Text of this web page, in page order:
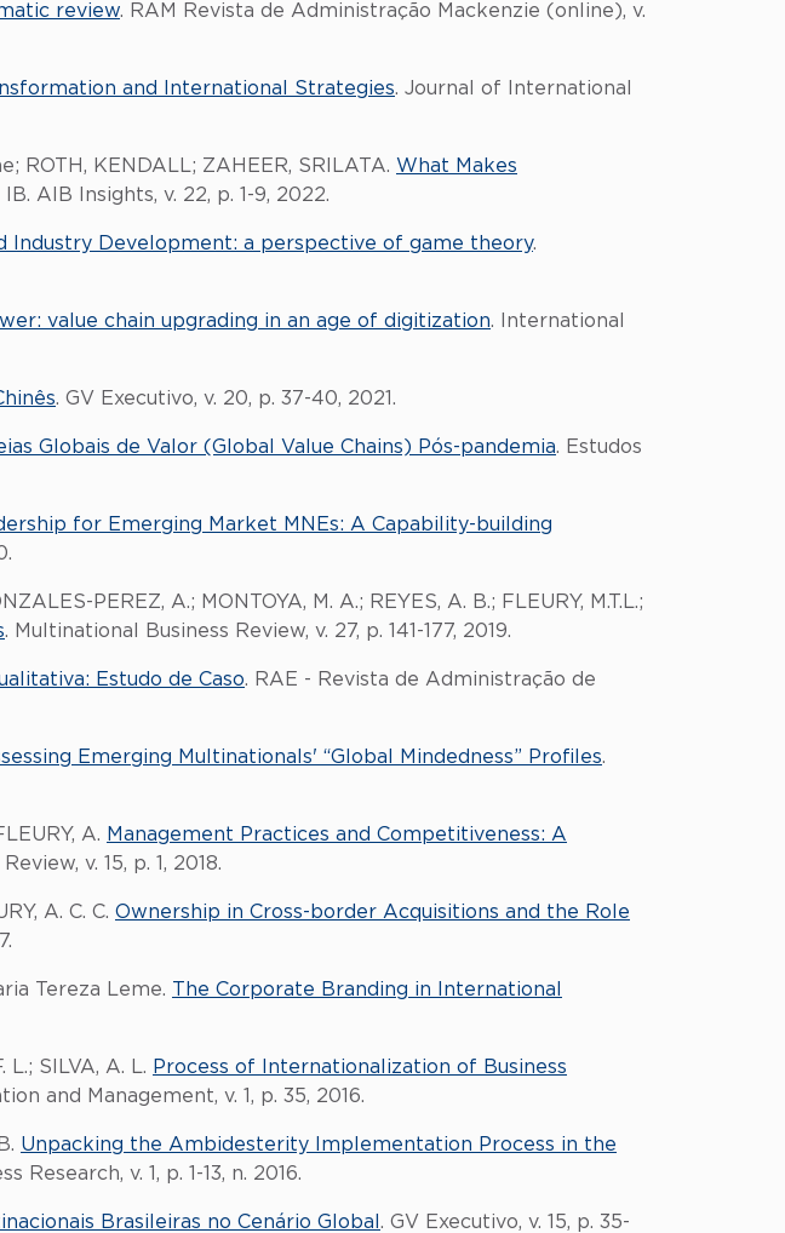
review. RAM Revista de Administração Mackenzie (online), v.
and International Strategies. Journal of International
ROTH, KENDALL; ZAHEER, SRILATA. What Makes
AIB Insights, v. 22, p. 1-9, 2022.
Industry Development: a perspective of game theory.
value chain upgrading in an age of digitization. International
. GV Executivo, v. 20, p. 37-40, 2021.
Globais de Valor (Global Value Chains) Pós-pandemia. Estudos
for Emerging Market MNEs: A Capability-building
PEREZ, A.; MONTOYA, M. A.; REYES, A. B.; FLEURY, M.T.L.;
. Multinational Business Review, v. 27, p. 141-177, 2019.
Estudo de Caso. RAE - Revista de Administração de
Emerging Multinationals' “Global Mindedness” Profiles.
A. Management Practices and Competitiveness: A
v. 15, p. 1, 2018.
A. C. C. Ownership in Cross-border Acquisitions and the Role
Tereza Leme. The Corporate Branding in International
L.; SILVA, A. L. Process of Internationalization of Business
and Management, v. 1, p. 35, 2016.
Unpacking the Ambidesterity Implementation Process in the
Research, v. 1, p. 1-13, n. 2016.
Brasileiras no Cenário Global . GV Executivo, v. 15, p. 35-